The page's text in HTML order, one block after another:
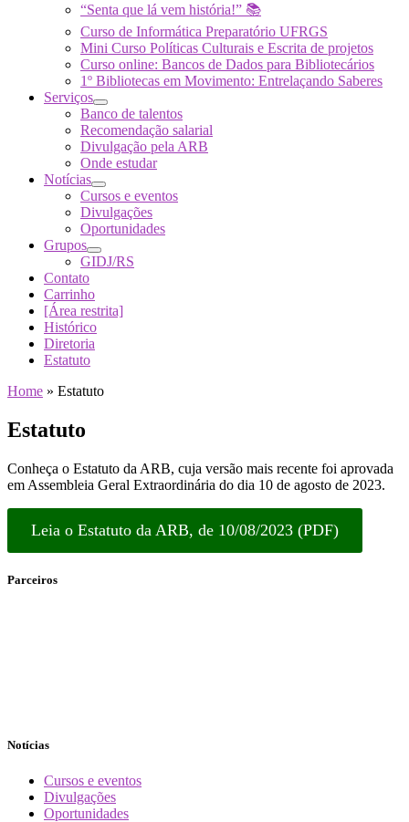
“Senta que lá vem história!” 📚
Curso de Informática Preparatório UFRGS
Mini Curso Políticas Culturais e Escrita de projetos
Curso online: Bancos de Dados para Bibliotecários
1º Bibliotecas em Movimento: Entrelaçando Saberes
Serviços
Banco de talentos
Recomendação salarial
Divulgação pela ARB
Onde estudar
Notícias
Cursos e eventos
Divulgações
Oportunidades
Grupos
GIDJ/RS
Contato
Carrinho
[Área restrita]
Histórico
Diretoria
Estatuto
Home » Estatuto
Estatuto
Conheça o Estatuto da ARB, cuja versão mais recente foi aprovada
em Assembleia Geral Extraordinária do dia 10 de agosto de 2023.
Leia o Estatuto da ARB, de 10/08/2023 (PDF)
Parceiros
Notícias
Cursos e eventos
Divulgações
Oportunidades